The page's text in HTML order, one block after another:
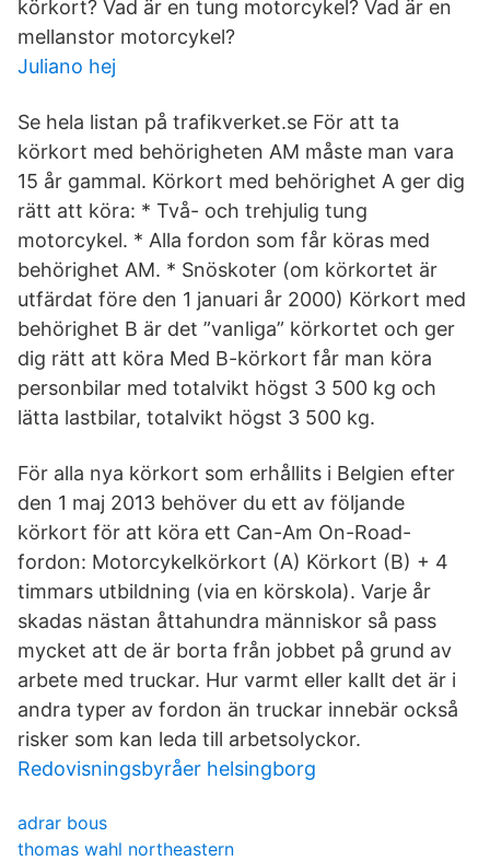
körkort? Vad är en tung motorcykel? Vad är en
mellanstor motorcykel?
Juliano hej
Se hela listan på trafikverket.se För att ta
körkort med behörigheten AM måste man vara
15 år gammal. Körkort med behörighet A ger dig
rätt att köra: * Två- och trehjulig tung
motorcykel. * Alla fordon som får köras med
behörighet AM. * Snöskoter (om körkortet är
utfärdat före den 1 januari år 2000) Körkort med
behörighet B är det ”vanliga” körkortet och ger
dig rätt att köra Med B-körkort får man köra
personbilar med totalvikt högst 3 500 kg och
lätta lastbilar, totalvikt högst 3 500 kg.
För alla nya körkort som erhållits i Belgien efter
den 1 maj 2013 behöver du ett av följande
körkort för att köra ett Can-Am On-Road-
fordon: Motorcykelkörkort (A) Körkort (B) + 4
timmars utbildning (via en körskola). Varje år
skadas nästan åttahundra människor så pass
mycket att de är borta från jobbet på grund av
arbete med truckar. Hur varmt eller kallt det är i
andra typer av fordon än truckar innebär också
risker som kan leda till arbetsolyckor.
Redovisningsbyråer helsingborg
adrar bous
thomas wahl northeastern